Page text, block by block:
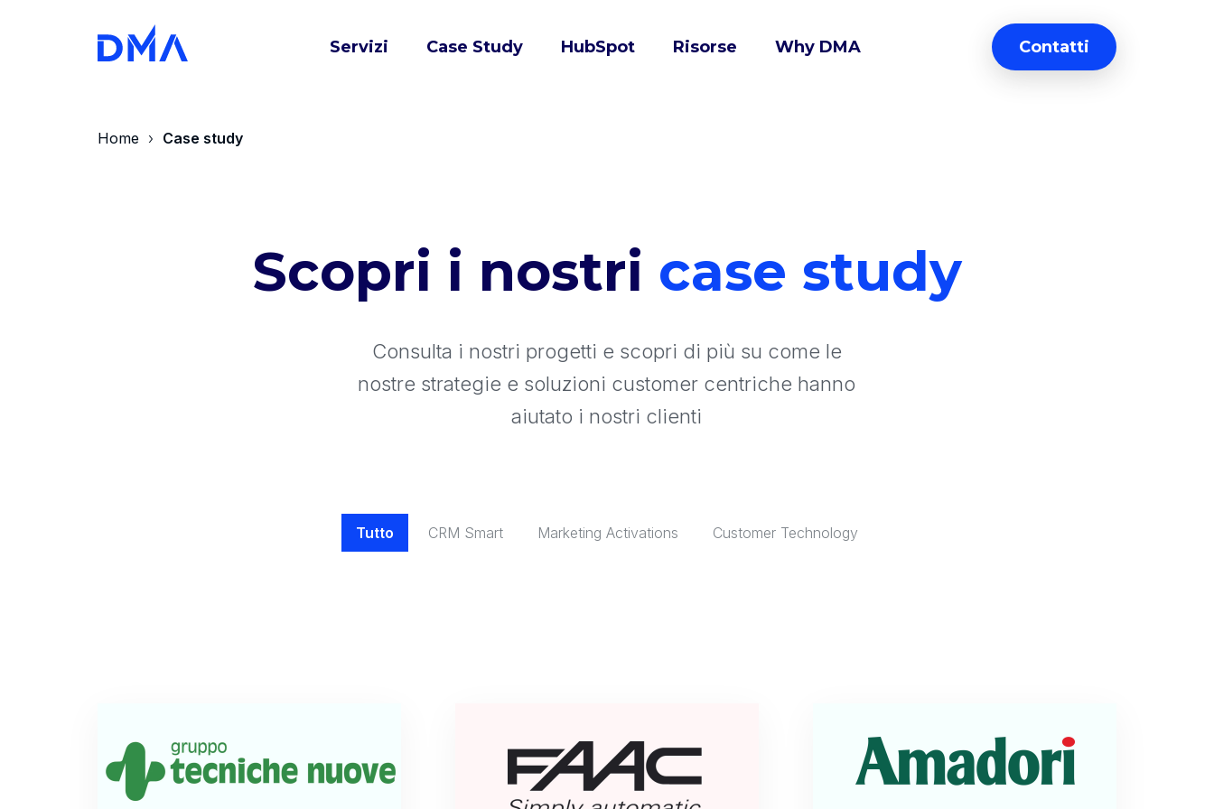
Servizi Case Study HubSpot Risorse Why DMA Contatti
Home Case study
Scopri i nostri case study
Consulta i nostri progetti e scopri di più su come le
nostre strategie e soluzioni customer centriche hanno
aiutato i nostri clienti
Tutto CRM Smart Marketing Activations Customer Technology